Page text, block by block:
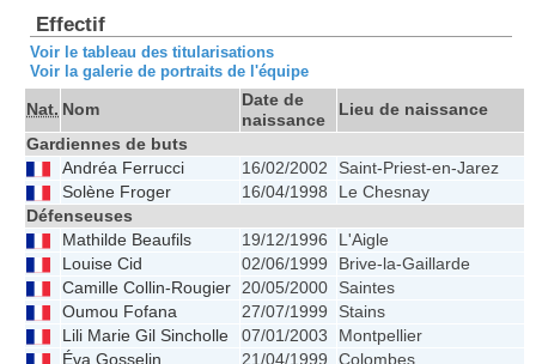
Effectif
Voir le tableau des titularisations
Voir la galerie de portraits de l'équipe
Nat. Nom
Date de
naissance
Lieu de naissance
Gardiennes de buts
Andréa Ferrucci
16/02/2002
Saint-Priest-en-Jarez
Solène Froger
16/04/1998
Le Chesnay
Défenseuses
Mathilde Beaufils
19/12/1996
L'Aigle
Louise Cid
02/06/1999
Brive-la-Gaillarde
Camille Collin-Rougier 20/05/2000
Saintes
Oumou Fofana
27/07/1999
Stains
Lili Marie Gil Sincholle
07/01/2003
Montpellier
Éva Gosselin
21/04/1999
Colombes